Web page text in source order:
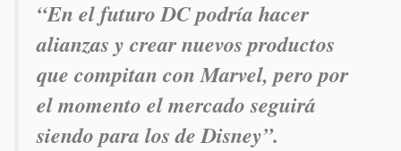
“En el futuroDCpodría hacer
alianzas y crear nuevos productos
que compitan con Marvel, peropor
el momento el mercado seguirá
siendo para los de Disney”.